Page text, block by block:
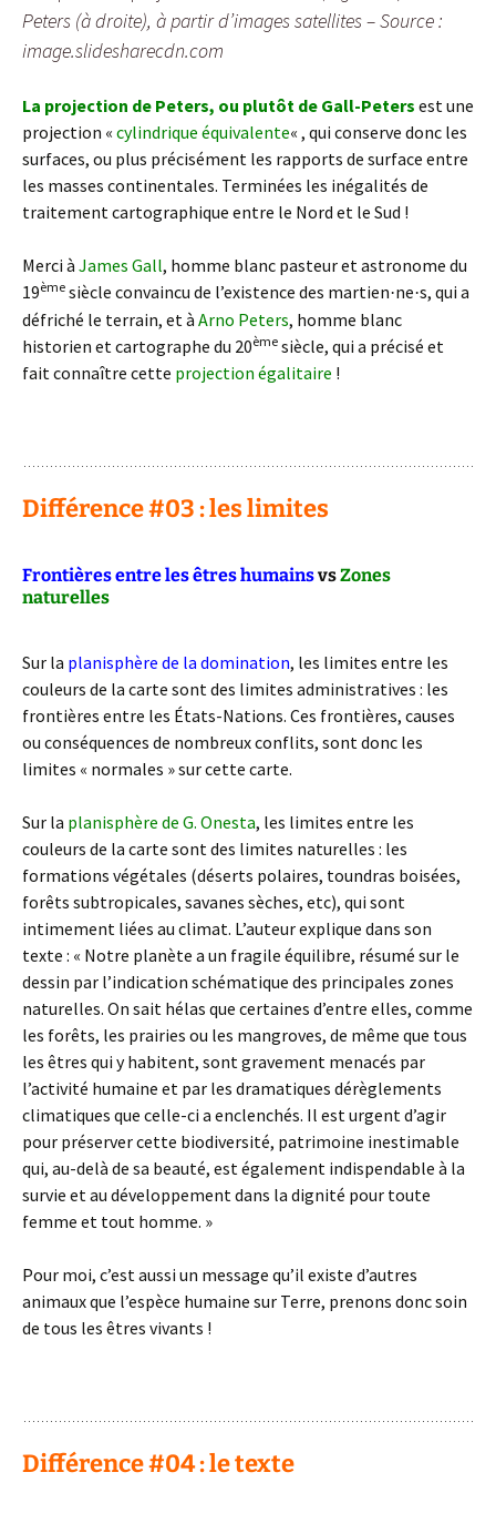
Peters (à droite), à partir d’images satellites – Source :
image.slidesharecdn.com
La projection de Peters, ou plutôt de Gall-Peters est une
projection « cylindrique équivalente« , qui conserve donc les
surfaces, ou plus précisément les rapports de surface entre
les masses continentales. Terminées les inégalités de
traitement cartographique entre le Nord et le Sud !
Merci à James Gall, homme blanc pasteur et astronome du
19ème siècle convaincu de l’existence des martien·ne·s, qui a
défriché le terrain, et à Arno Peters, homme blanc
historien et cartographe du 20ème siècle, qui a précisé et
fait connaître cette projection égalitaire !
Différence #03 : les limites
Frontières entre les êtres humainsvsZones
naturelles
Sur la planisphère de la domination, les limites entre les
couleurs de la carte sont des limites administratives : les
frontières entre les États-Nations. Ces frontières, causes
ou conséquences de nombreux conflits, sont donc les
limites « normales » sur cette carte.
Sur la planisphère de G. Onesta, les limites entre les
couleurs de la carte sont des limites naturelles : les
formations végétales (déserts polaires, toundras boisées,
forêts subtropicales, savanes sèches, etc), qui sont
intimement liées au climat. L’auteur explique dans son
texte : « Notre planète a un fragile équilibre, résumé sur le
dessin par l’indication schématique des principales zones
naturelles. On sait hélas que certaines d’entre elles, comme
les forêts, les prairies ou les mangroves, de même que tous
les êtres qui y habitent, sont gravement menacés par
l’activité humaine et par les dramatiques dérèglements
climatiques que celle-ci a enclenchés. Il est urgent d’agir
pour préserver cette biodiversité, patrimoine inestimable
qui, au-delà de sa beauté, est également indispendable à la
survie et au développement dans la dignité pour toute
femme et tout homme. »
Pour moi, c’est aussi un message qu’il existe d’autres
animaux que l’espèce humaine sur Terre, prenons donc soin
de tous les êtres vivants !
Différence #04 : le texte